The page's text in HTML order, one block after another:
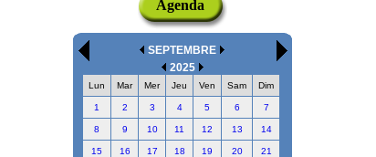
Agenda
SEPTEMBRE
2025
Lun Mar Mer Jeu Ven Sam Dim
1 2 3 4 5 6 7
8 9 10 11 12 13 14
15 16 17 18 19 20 21